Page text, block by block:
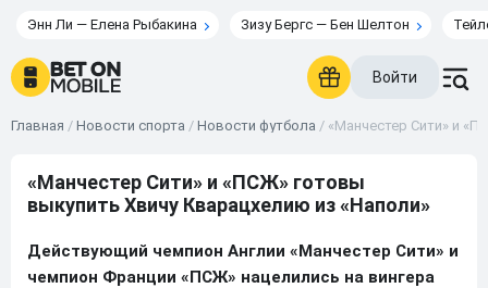
Энн Ли — Елена Рыбакина Зизу Бергс — Бен Шелтон
Войти
Главная / Новости спорта / Новости футбола / «Манчестер Сити» и
«Манчестер Сити» и «ПСЖ» готовы
выкупить Хвичу Кварацхелию из «Наполи»
Действующий чемпион Англии «Манчестер Сити» и
чемпион Франции «ПСЖ» нацелились на вингера